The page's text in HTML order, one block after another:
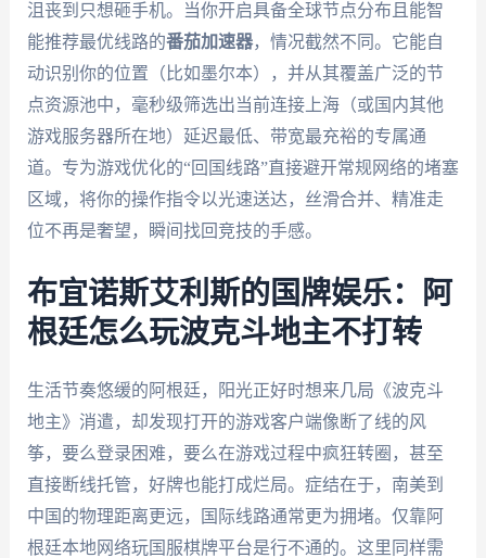
沮丧到只想砸手机。当你开启具备全球节点分布且能智
能推荐最优线路的番茄加速器，情况截然不同。它能自
动识别你的位置（比如墨尔本），并从其覆盖广泛的节
点资源池中，毫秒级筛选出当前连接上海（或国内其他
游戏服务器所在地）延迟最低、带宽最充裕的专属通
道。专为游戏优化的“回国线路”直接避开常规网络的堵塞
区域，将你的操作指令以光速送达，丝滑合并、精准走
位不再是奢望，瞬间找回竞技的手感。
布宜诺斯艾利斯的国牌娱乐：阿
根廷怎么玩波克斗地主不打转
生活节奏悠缓的阿根廷，阳光正好时想来几局《波克斗
地主》消遣，却发现打开的游戏客户端像断了线的风
筝，要么登录困难，要么在游戏过程中疯狂转圈，甚至
直接断线托管，好牌也能打成烂局。症结在于，南美到
中国的物理距离更远，国际线路通常更为拥堵。仅靠阿
根廷本地网络玩国服棋牌平台是行不通的。这里同样需